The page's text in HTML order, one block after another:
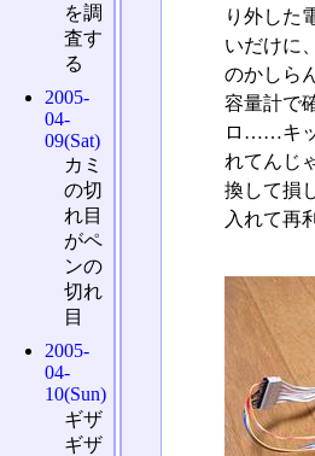
り外した
いだけに
のかしら
容量計で
ロ……キッ
れてんじ
換して損
入れて再
を調
査す
る
2005-
04-
09(Sat)
カミ
の切
れ目
がペ
ンの
切れ
目
2005-
04-
10(Sun)
ギザ
ギザ